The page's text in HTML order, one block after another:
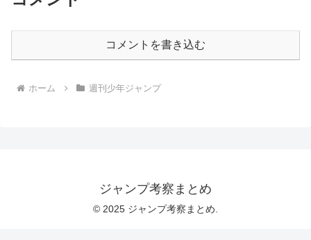
コメントを書き込む
ホーム 週刊少年ジャンプ
ジャンプ考察まとめ
© 2025 ジャンプ考察まとめ.